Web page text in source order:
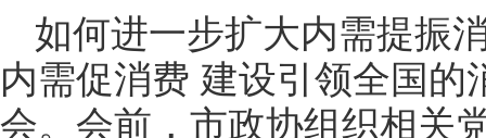
如何进一步扩大内需提振
内需促消费 建设引领全国的
会。会前，市政协组织相关